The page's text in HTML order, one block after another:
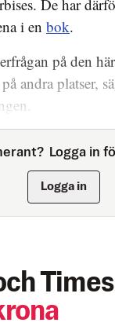
De har
i en bok.
på den
andra platser,
Logga in
Logga in